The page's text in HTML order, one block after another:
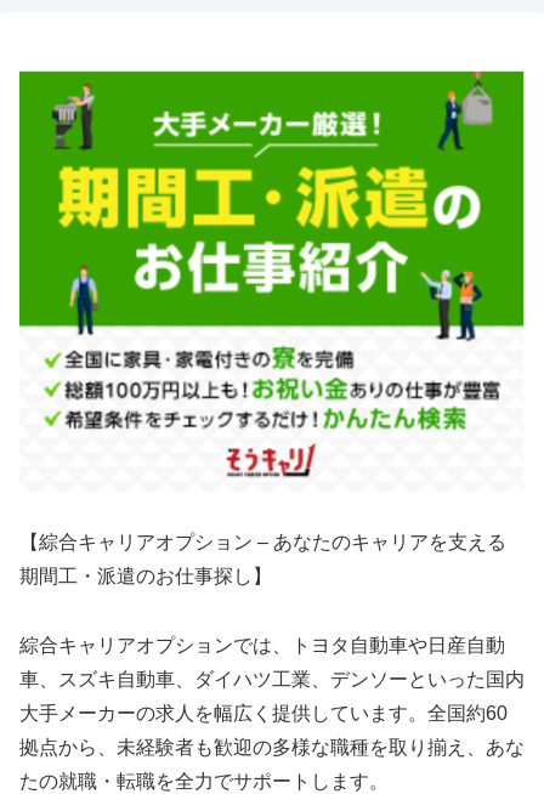
【綜合キャリアオプション – あなたのキャリアを支える
期間工・派遣のお仕事探し】
綜合キャリアオプションでは、トヨタ自動車や日産自動
車、スズキ自動車、ダイハツ工業、デンソーといった国内
大手メーカーの求人を幅広く提供しています。全国約60
拠点から、未経験者も歓迎の多様な職種を取り揃え、あな
たの就職・転職を全力でサポートします。